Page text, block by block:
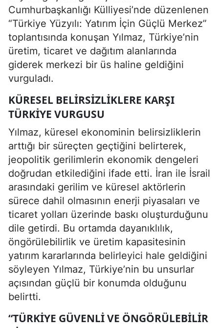
Cumhurbaşkanlığı Külliyesi’nde düzenlenen
“Türkiye Yüzyılı: Yatırım İçin Güçlü Merkez”
toplantısında konuşan Yılmaz, Türkiye’nin
üretim, ticaret ve dağıtım alanlarında
giderek merkezi bir üs haline geldiğini
vurguladı.
KÜRESEL BELIRSIZLIKLERE KARŞI
TÜRKIYE VURGUSU
Yılmaz, küresel ekonominin belirsizliklerin
arttığı bir süreçten geçtiğini belirterek,
jeopolitik gerilimlerin ekonomik dengeleri
doğrudan etkilediğini ifade etti. İran ile İsrail
arasındaki gerilim ve küresel aktörlerin
sürece dahil olmasının enerji piyasaları ve
ticaret yolları üzerinde baskı oluşturduğunu
dile getirdi. Bu ortamda dayanıklılık,
öngörülebilirlik ve üretim kapasitesinin
yatırım kararlarında belirleyici hale geldiğini
söyleyen Yılmaz, Türkiye’nin bu unsurlar
açısından güçlü bir konumda olduğunu
belirtti.
“TÜRKIYE GÜVENLI VE ÖNGÖRÜLEBILIR